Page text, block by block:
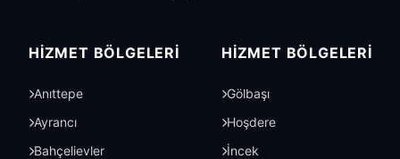
HIZMET BÖLGELERI
Anıttepe
Ayrancı
Bahçelievler
HIZMET BÖLGELERI
Gölbaşı
Hoşdere
İncek